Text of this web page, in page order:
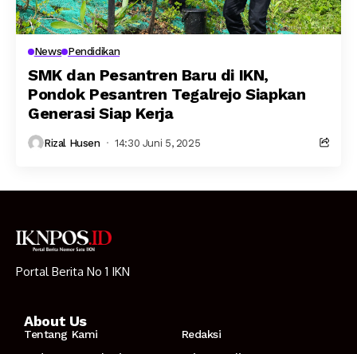
News Pendidikan
SMK dan Pesantren Baru di IKN,
Pondok Pesantren Tegalrejo Siapkan
Generasi Siap Kerja
Rizal Husen 14:30 Juni 5, 2025
Portal Berita No 1 IKN
About Us
Tentang Kami
Redaksi